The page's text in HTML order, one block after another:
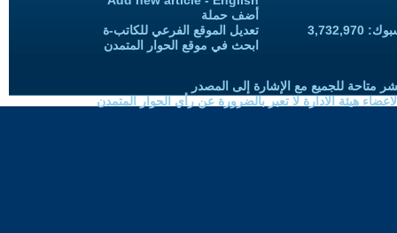
أضف حملة
تعديل الموقع الفرعي للكاتب-ة
ابحث في موقع الحوار المتمدن
متاحة للجميع مع الإشارة إلى المصدر
هيئة الادارة لا تعبر بالضرورة عن رأي الحوار المتمدن